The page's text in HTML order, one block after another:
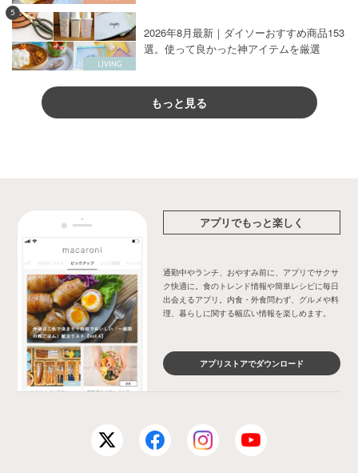
5
2026年8月最新｜ダイソーおすすめ商品153
選。使って良かった神アイテムを厳選
もっと見る
アプリでもっと楽しく
通勤中やランチ、おやすみ前に、アプリでサクサ
ク快適に。食のトレンド情報や簡単レシピに毎日
出会えるアプリ。内食・外食問わず、グルメや料
理、暮らしに関する幅広い情報を楽しめます。
アプリストアでダウンロード